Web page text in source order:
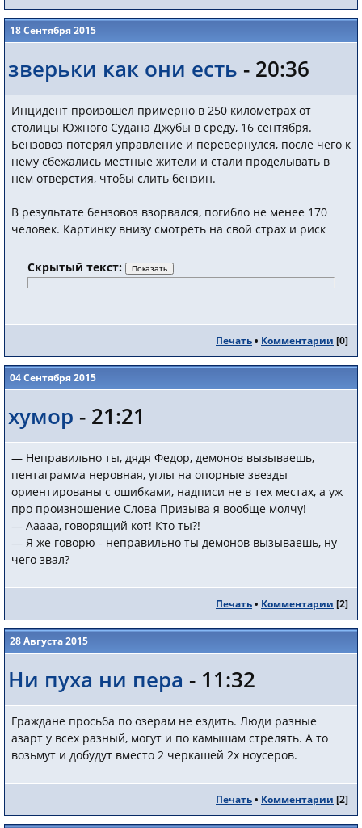
18 Сентября 2015
зверьки как они есть - 20:36
Инцидент произошел примерно в 250 километрах от
столицы Южного Судана Джубы в среду, 16 сентября.
Бензовоз потерял управление и перевернулся, после чего к
нему сбежались местные жители и стали проделывать в
нем отверстия, чтобы слить бензин.
В результате бензовоз взорвался, погибло не менее 170
человек. Картинку внизу смотреть на свой страх и риск
Скрытый текст:
Печать• Комментарии [0]
04 Сентября 2015
хумор - 21:21
— Неправильно ты, дядя Федор, демонов вызываешь,
пентаграмма неровная, углы на опорные звезды
ориентированы с ошибками, надписи не в тех местах, а уж
про произношение Слова Призыва я вообще молчу!
— Ааааа, говорящий кот! Кто ты?!
— Я же говорю - неправильно ты демонов вызываешь, ну
чего звал?
Печать• Комментарии [2]
28 Августа 2015
Ни пуха ни пера - 11:32
Граждане просьба по озерам не ездить. Люди разные
азарт у всех разный, могут и по камышам стрелять. А то
возьмут и добудут вместо 2 черкашей 2х ноусеров.
Печать• Комментарии [2]